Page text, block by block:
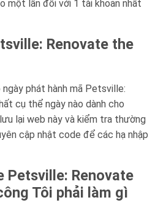
một lần đối với 1 tài khoản nhất
Renovate the
phát hành mã Petsville:
cụ thể ngày nào dành cho
lại web này và kiểm tra thường
cập nhật code để các hạ nhập
Petsville: Renovate
Tôi phải làm gì